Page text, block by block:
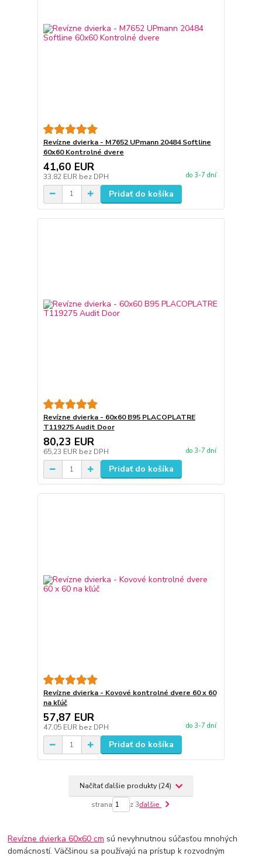
Revízne dvierka - M7652 UPmann 20484 Softline
60x60 Kontrolné dvere
41,60 EUR
33,82 EUR bez DPH do 3-7 dní
Pridať do košíka
Revízne dvierka - 60x60 B95 PLACOPLATRE
T119275 Audit Door
80,23 EUR
65,23 EUR bez DPH do 3-7 dní
Pridať do košíka
Revízne dvierka - Kovové kontrolné dvere 60 x 60
na kľúč
57,87 EUR
47,05 EUR bez DPH do 3-7 dní
Pridať do košíka
Načítať ďalšie produkty (24)
strana z 3ďalšie
Revízne dvierka 60x60 cm sú nevyhnutnou súčasťou mnohých
domácností. Väčšinou sa používajú na prístup k rozvodným